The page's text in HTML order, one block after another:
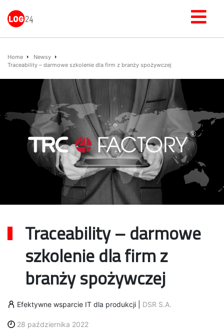
Home
Newsy
Traceability – darmowe szkolenie dla firm z branży spożywczej
Traceability – darmowe
szkolenie dla firm z
branży spożywczej
Efektywne wsparcie IT dla produkcji DSR S.A.
28 października 2022